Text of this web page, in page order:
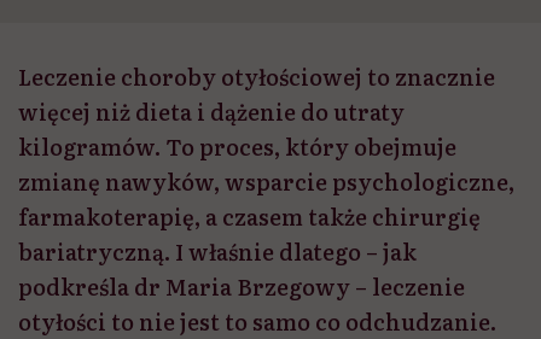
Leczenie choroby otyłościowej to znacznie
więcej niż dieta i dążenie do utraty
kilogramów. To proces, który obejmuje
zmianę nawyków, wsparcie psychologiczne,
farmakoterapię, a czasem także chirurgię
bariatryczną. I właśnie dlatego – jak
podkreśla dr Maria Brzegowy – leczenie
otyłości to nie jest to samo co odchudzanie.